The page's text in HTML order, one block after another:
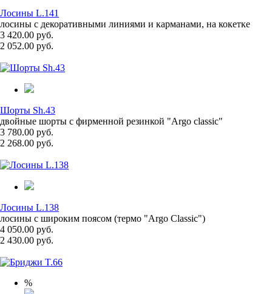
Лосины L.141
лосины с декоративными линиями и карманами, на кокетке
3 420.00 руб.
2 052.00 руб.
Шорты Sh.43
двойные шорты с фирменной резинкой "Argo classic"
3 780.00 руб.
2 268.00 руб.
Лосины L.138
лосины с широким поясом (термо "Argo Classic")
4 050.00 руб.
2 430.00 руб.
%